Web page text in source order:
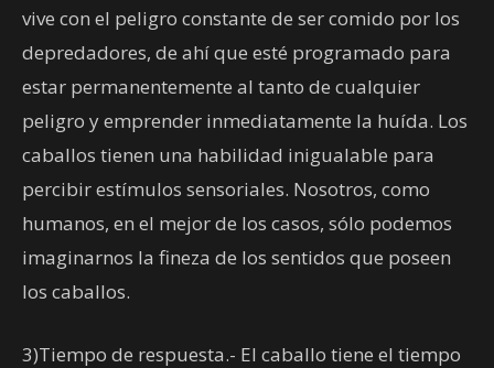
vive con el peligro constante de ser comido por los
depredadores, de ahí que esté programado para
estar permanentemente al tanto de cualquier
peligro y emprender inmediatamente la huída. Los
caballos tienen una habilidad inigualable para
percibir estímulos sensoriales. Nosotros, como
humanos, en el mejor de los casos, sólo podemos
imaginarnos la fineza de los sentidos que poseen
los caballos.
3)Tiempo de respuesta.- El caballo tiene el tiempo